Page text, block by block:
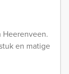
Heerenveen.
en matige